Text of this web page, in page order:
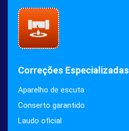
Correções Especializadas
Aparelho de escuta
Conserto garantido
Laudo oficial